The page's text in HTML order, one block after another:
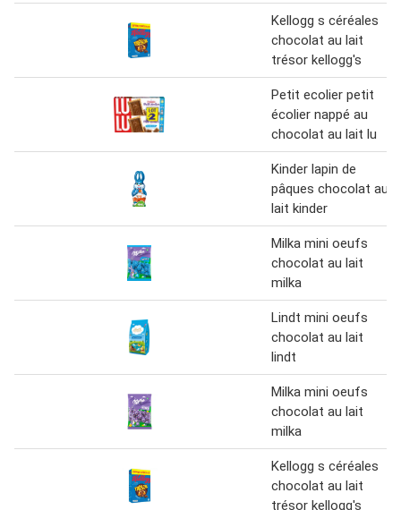
Kellogg s céréales
chocolat au lait
trésor kellogg's
Petit ecolier petit
écolier nappé au
chocolat au lait lu
Kinder lapin de
pâques chocolat au
lait kinder
Milka mini oeufs
chocolat au lait
milka
Lindt mini oeufs
chocolat au lait
lindt
Milka mini oeufs
chocolat au lait
milka
Kellogg s céréales
chocolat au lait
trésor kellogg's